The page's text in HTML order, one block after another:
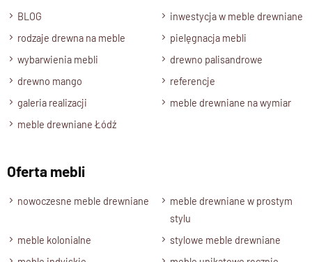
Oferujemy możliwość dostosowania wysokości półek do
Twoich indywidualnych potrzeb.
Półki
Wnętrze mebla jest wyposażone w półki ( 4 cm ).
Kolor drewna
Stan produktu
BLOG
inwestycja w meble drewniane
rodzaje drewna na meble
pielęgnacja mebli
wybarwienia mebli
drewno palisandrowe
drewno mango
referencje
galeria realizacji
meble drewniane na wymiar
meble drewniane Łódź
Oferta mebli
nowoczesne meble drewniane
meble drewniane w prostym
stylu
meble kolonialne
stylowe meble drewniane